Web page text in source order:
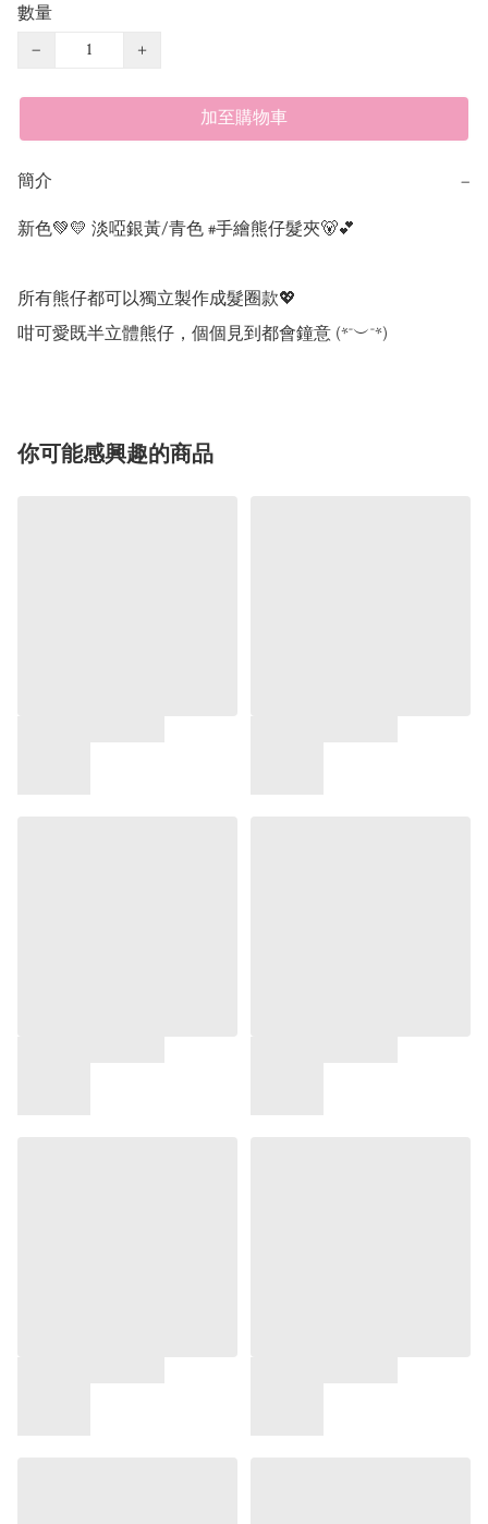
數量
−
+
加至購物車
簡介 −
新色💚💛 淡啞銀黃/青色 #手繪熊仔髮夾🐻💕
所有熊仔都可以獨立製作成髮圈款💖
咁可愛既半立體熊仔，個個見到都會鐘意 (*¯︶¯*)
你可能感興趣的商品